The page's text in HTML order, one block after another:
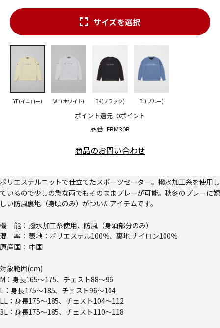
品番 FBM30B
ポイント還元 0ポイント
サイズを選択
YE(イエロー) WH(ホワイト) BK(ブラック) BL(ブルー)
商品のお問い合わせ
ポリエステルニットで仕立てたスポーツセーター。撥水加工糸を使用し
ているので少しの急な雨でもそのままプレーが可能。秋冬のプレーに嬉
しい防風裏地（身頃のみ）がついたアイテムです。
機 能： 撥水加工糸使用、防風（身頃部分のみ）
混 率： 表地：ポリエステル100％、裏地:ナイロン100％
原産国： 中国
対象範囲(cm)
M：身長165～175、チェスト88～96
L：身長175～185、チェスト96～104
LL：身長175～185、チェスト104～112
3L：身長175～185、チェスト110～118